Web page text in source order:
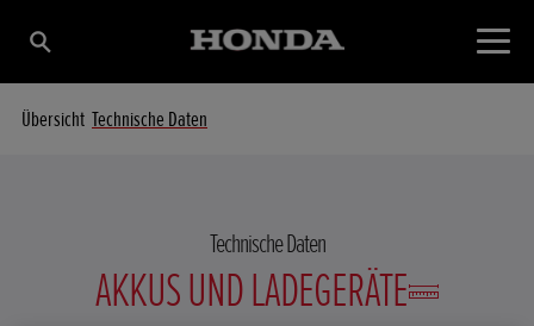
Übersicht Technische Daten
Technische Daten
AKKUS UND LADEGERÄTE